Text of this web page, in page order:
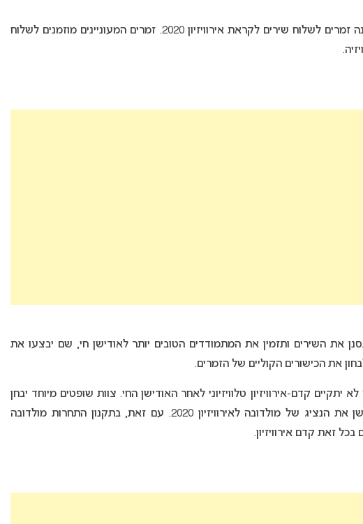
רשת הטלוויזיה המולדובנית, TRM, מזמינה זמרים לשלוח שירים לקראת אירוויזיון 2020. זמרים המעוניינים מוזמנים לשלוח
את השירים ותזמין את המתמודדים הטובים יותר לאודישן חי, שם יבצעו את
את הכישורים הקוליים של הזמרים.
קדם-אירוויזיון טלוויזיוני לאחר האודישן החי. צוות שופטים מיוחד יבחן
את הביצועים והשיר ויבחר לאחר האודישן את הנציג של מולדובה לאירוויזיון 2020. עם זאת, בתקנון התחרות מולדובה
זאת קדם אירוויזיון.